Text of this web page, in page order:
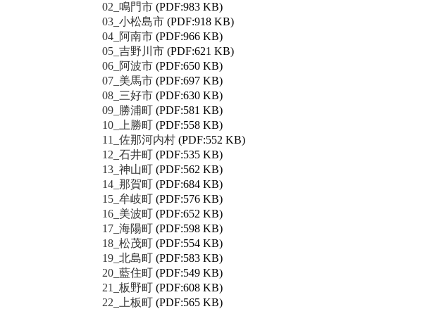
02_鳴門市 (PDF:983 KB)
03_小松島市 (PDF:918 KB)
04_阿南市 (PDF:966 KB)
05_吉野川市 (PDF:621 KB)
06_阿波市 (PDF:650 KB)
07_美馬市 (PDF:697 KB)
08_三好市 (PDF:630 KB)
09_勝浦町 (PDF:581 KB)
10_上勝町 (PDF:558 KB)
11_佐那河内村 (PDF:552 KB)
12_石井町 (PDF:535 KB)
13_神山町 (PDF:562 KB)
14_那賀町 (PDF:684 KB)
15_牟岐町 (PDF:576 KB)
16_美波町 (PDF:652 KB)
17_海陽町 (PDF:598 KB)
18_松茂町 (PDF:554 KB)
19_北島町 (PDF:583 KB)
20_藍住町 (PDF:549 KB)
21_板野町 (PDF:608 KB)
22_上板町 (PDF:565 KB)